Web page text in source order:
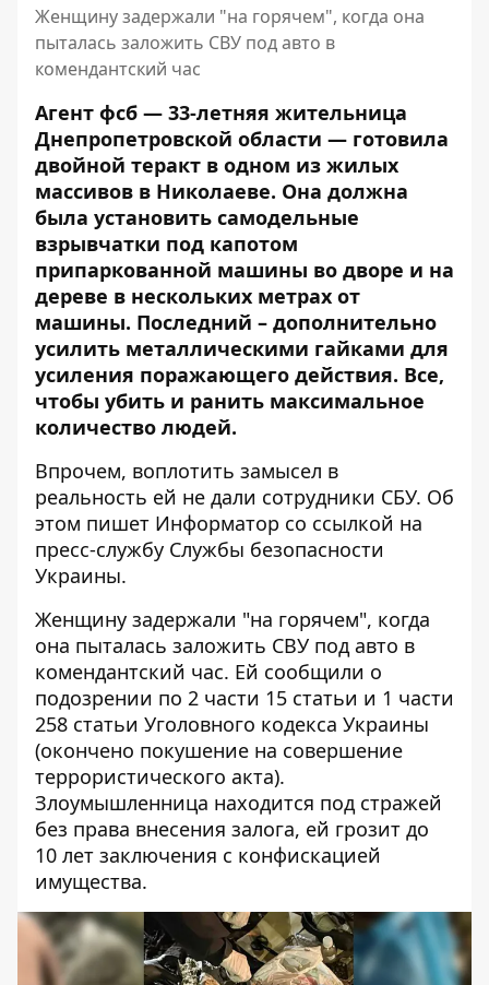
Женщину задержали "на горячем", когда она
пыталась заложить СВУ под авто в
комендантский час
Агент фсб — 33-летняя жительница
Днепропетровской области — готовила
двойной теракт в одном из жилых
массивов в Николаеве. Она должна
была установить самодельные
взрывчатки под капотом
припаркованной машины во дворе и на
дереве в нескольких метрах от
машины. Последний – дополнительно
усилить металлическими гайками для
усиления поражающего действия. Все,
чтобы убить и ранить максимальное
количество людей.
Впрочем, воплотить замысел в
реальность ей не дали сотрудники СБУ. Об
этом пишет Информатор со ссылкой на
пресс-службу Службы безопасности
Украины.
Женщину задержали "на горячем", когда
она пыталась заложить СВУ под авто в
комендантский час. Ей сообщили о
подозрении по 2 части 15 статьи и 1 части
258 статьи Уголовного кодекса Украины
(окончено покушение на совершение
террористического акта).
Злоумышленница находится под стражей
без права внесения залога, ей грозит до
10 лет заключения с конфискацией
имущества.